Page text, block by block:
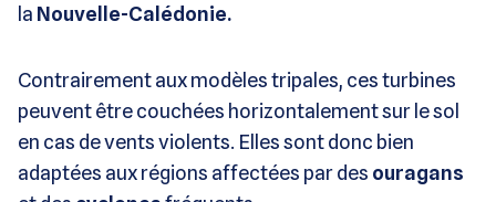
la Nouvelle-Calédonie.
Contrairement aux modèles tripales, ces turbines
peuvent être couchées horizontalement sur le sol
en cas de vents violents. Elles sont donc bien
adaptées aux régions affectées par des ouragans